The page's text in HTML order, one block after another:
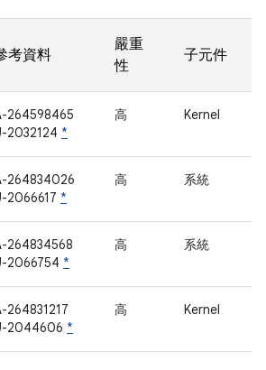
考資料
嚴重
性
子元件
264598465
2032124 *
高 Kernel
264834026
2066617 *
高 系統
264834568
2066754 *
高 系統
264831217
2044606 *
高 Kernel